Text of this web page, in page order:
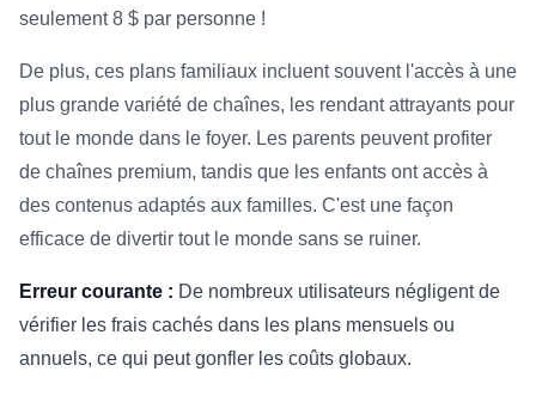
seulement 8 $ par personne !
De plus, ces plans familiaux incluent souvent l'accès à une
plus grande variété de chaînes, les rendant attrayants pour
tout le monde dans le foyer. Les parents peuvent profiter
de chaînes premium, tandis que les enfants ont accès à
des contenus adaptés aux familles. C'est une façon
efficace de divertir tout le monde sans se ruiner.
Erreur courante : De nombreux utilisateurs négligent de
vérifier les frais cachés dans les plans mensuels ou
annuels, ce qui peut gonfler les coûts globaux.